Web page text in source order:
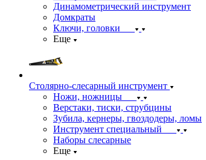
Динамометрический инструмент
Домкраты
Ключи, головки
Еще
Столярно-слесарный инструмент
Ножи, ножницы
Верстаки, тиски, струбцины
Зубила, кернеры, гвоздодеры, ломы
Инструмент специальный
Наборы слесарные
Еще